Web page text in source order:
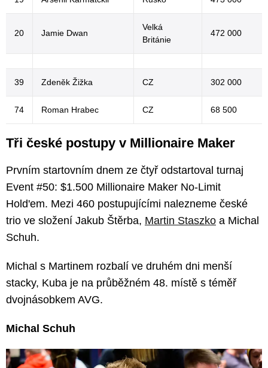
20 Jamie Dwan
Velká
Británie
472 000
39 Zdeněk Žižka CZ 302 000
74 Roman Hrabec CZ 68 500
Tři české postupy v Millionaire Maker
Prvním startovním dnem ze čtyř odstartoval turnaj
Event #50: $1.500 Millionaire Maker No-Limit
Hold'em. Mezi 460 postupujícími nalezneme české
trio ve složení Jakub Štěrba, Martin Staszko a Michal
Schuh.
Michal s Martinem rozbalí ve druhém dni menší
stacky, Kuba je na průběžném 48. místě s téměř
dvojnásobkem AVG.
Michal Schuh